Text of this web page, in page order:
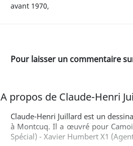
avant 1970,
Pour laisser un commentaire
A propos de Claude-Henri
Claude-Henri Juillard est un
à Montcuq. Il a œuvré pour
Spécial) - Xavier Humbert X1